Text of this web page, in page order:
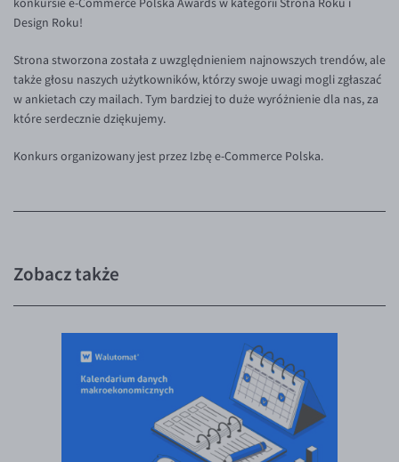
BGN/PLN
CAD/PLN
HKD/PLN
NZD/PLN
RON/PLN
SGD/PLN
TRY/PLN
ZAR/PLN
Pomoc
Pomoc
Konto i opłaty
Słowniczek
Kontakt
Dla mediów
PL
konkursie e-Commerce Polska Awards w kategorii Strona Roku i
Design Roku!
Strona stworzona została z uwzględnieniem najnowszych trendów, ale
także głosu naszych użytkowników, którzy swoje uwagi mogli zgłaszać
w ankietach czy mailach. Tym bardziej to duże wyróżnienie dla nas, za
które serdecznie dziękujemy.
Konkurs organizowany jest przez Izbę e-Commerce Polska.
Zobacz także